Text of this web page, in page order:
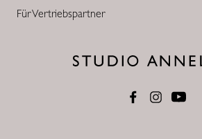
Für Vertriebspartner